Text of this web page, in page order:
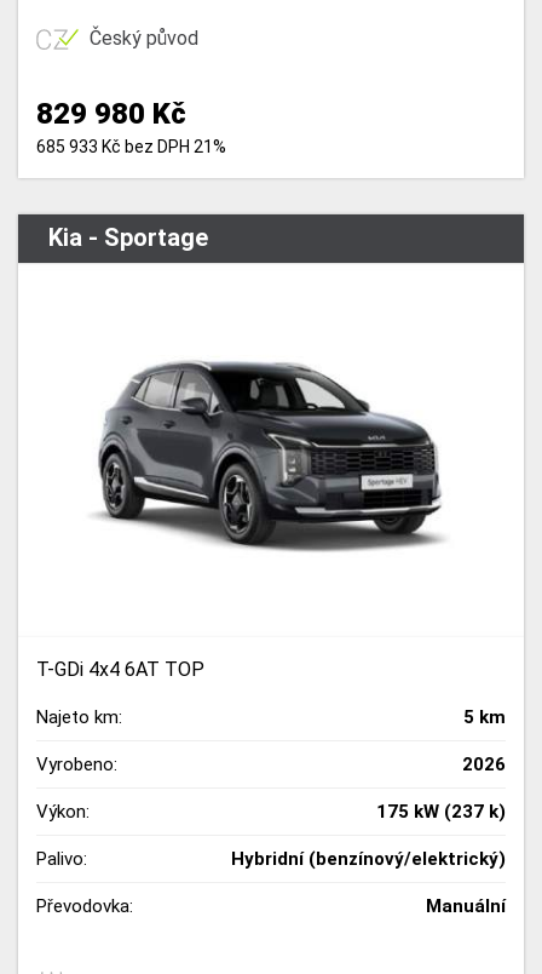
Český původ
829 980 Kč
685 933 Kč bez DPH 21%
Kia - Sportage
T-GDi 4x4 6AT TOP
Najeto km: 5 km
Vyrobeno: 2026
Výkon: 175 kW (237 k)
Palivo: Hybridní (benzínový/elektrický)
Převodovka: Manuální